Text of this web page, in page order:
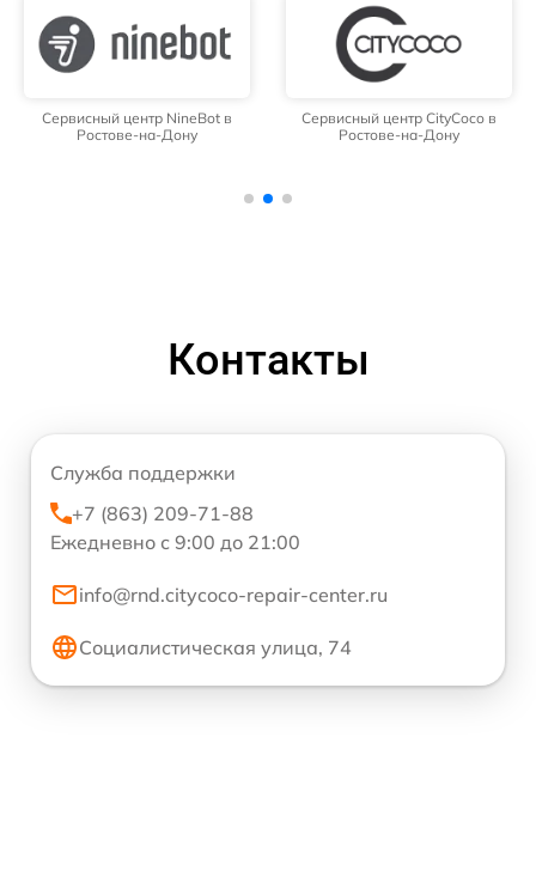
Сервисный центр NineBot в
Ростове-на-Дону
Сервисный центр CityCoco в
Ростове-на-Дону
Контакты
Служба поддержки
+7 (863) 209-71-88
Ежедневно с 9:00 до 21:00
info@rnd.citycoco-repair-center.ru
Социалистическая улица, 74